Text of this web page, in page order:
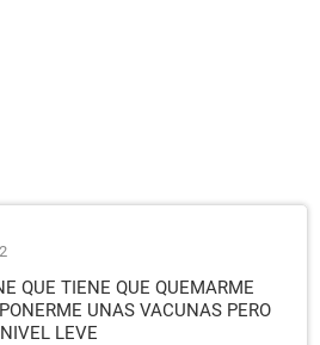
QUE TIENE QUE QUEMARME
UNAS VACUNAS PERO
LEVE